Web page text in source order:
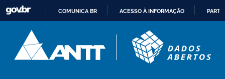
CONTEÚDO
COMUNICA BR ACESSO À INFORMAÇÃO